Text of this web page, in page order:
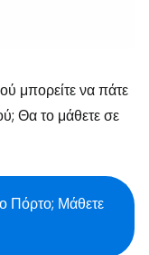
μπορείτε να πάτε
Θα το μάθετε σε
Πόρτο; Μάθετε